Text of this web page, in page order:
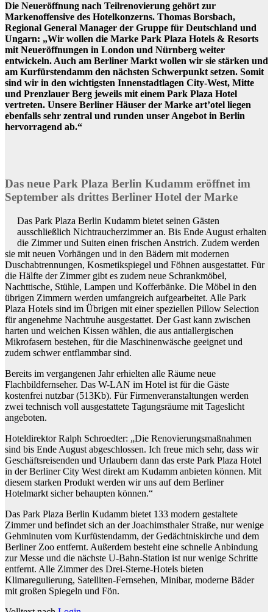
Die Neueröffnung nach Teilrenovierung gehört zur
Markenoffensive des Hotelkonzerns. Thomas Borsbach,
Regional General Manager der Gruppe für Deutschland und
Ungarn: „Wir wollen die Marke Park Plaza Hotels & Resorts
mit Neueröffnungen in London und Nürnberg weiter
entwickeln. Auch am Berliner Markt wollen wir sie stärken und
am Kurfürstendamm den nächsten Schwerpunkt setzen. Somit
sind wir in den wichtigsten Innenstadtlagen City-West, Mitte
und Prenzlauer Berg jeweils mit einem Park Plaza Hotel
vertreten. Unsere Berliner Häuser der Marke art’otel liegen
ebenfalls sehr zentral und runden unser Angebot in Berlin
hervorragend ab.“
Das neue Park Plaza Berlin Kudamm eröffnet im
September als drittes Berliner Hotel der Marke
Das Park Plaza Berlin Kudamm bietet seinen Gästen
ausschließlich Nichtraucherzimmer an. Bis Ende August erhalten
die Zimmer und Suiten einen frischen Anstrich. Zudem werden
sie mit neuen Vorhängen und in den Bädern mit modernen
Duschabtrennungen, Kosmetikspiegel und Föhnen ausgestattet. Für
die Hälfte der Zimmer gibt es zudem neue Schrankmöbel,
Nachttische, Stühle, Lampen und Kofferbänke. Die Möbel in den
übrigen Zimmern werden umfangreich aufgearbeitet. Alle Park
Plaza Hotels sind im Übrigen mit einer speziellen Pillow Selection
für angenehme Nachtruhe ausgestattet. Der Gast kann zwischen
harten und weichen Kissen wählen, die aus antiallergischen
Mikrofasern bestehen, für die Maschinenwäsche geeignet und
zudem schwer entflammbar sind.
Bereits im vergangenen Jahr erhielten alle Räume neue
Flachbildfernseher. Das W-LAN im Hotel ist für die Gäste
kostenfrei nutzbar (513Kb). Für Firmenveranstaltungen werden
zwei technisch voll ausgestattete Tagungsräume mit Tageslicht
angeboten.
Hoteldirektor Ralph Schroedter: „Die Renovierungsmaßnahmen
sind bis Ende August abgeschlossen. Ich freue mich sehr, dass wir
Geschäftsreisenden und Urlaubern dann das erste Park Plaza Hotel
in der Berliner City West direkt am Kudamm anbieten können. Mit
diesem starken Produkt werden wir uns auf dem Berliner
Hotelmarkt sicher behaupten können.“
Das Park Plaza Berlin Kudamm bietet 133 modern gestaltete
Zimmer und befindet sich an der Joachimsthaler Straße, nur wenige
Gehminuten vom Kurfüstendamm, der Gedächtniskirche und dem
Berliner Zoo entfernt. Außerdem besteht eine schnelle Anbindung
zur Messe und die nächste U-Bahn-Station ist nur wenige Schritte
entfernt. Alle Zimmer des Drei-Sterne-Hotels bieten
Klimaregulierung, Satelliten-Fernsehen, Minibar, moderne Bäder
mit großen Spiegeln und Fön.